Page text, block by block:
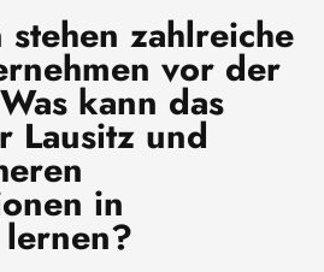
zahlreiche
vor der
kann das
Lausitz und
in